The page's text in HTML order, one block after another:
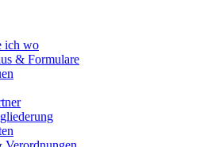
ich wo
& Formulare